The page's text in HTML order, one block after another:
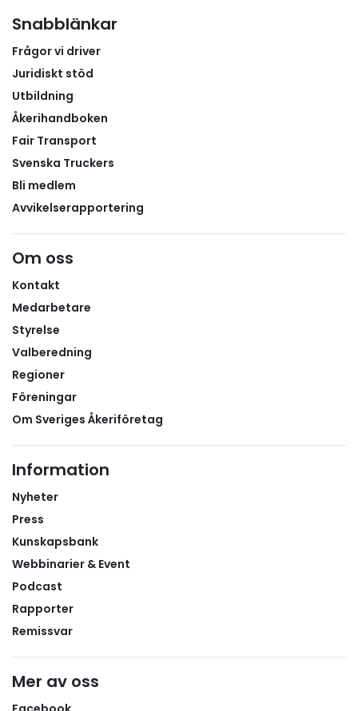
Snabblänkar
Frågor vi driver
Juridiskt stöd
Utbildning
Åkerihandboken
Fair Transport
Svenska Truckers
Bli medlem
Avvikelserapportering
Om oss
Kontakt
Medarbetare
Styrelse
Valberedning
Regioner
Föreningar
Om Sveriges Åkeriföretag
Information
Nyheter
Press
Kunskapsbank
Webbinarier & Event
Podcast
Rapporter
Remissvar
Mer av oss